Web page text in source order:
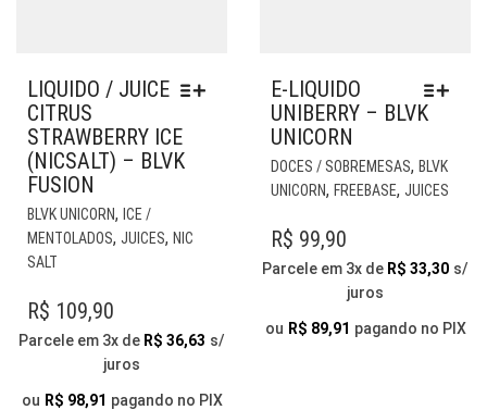
LIQUIDO / JUICE
CITRUS
STRAWBERRY ICE
(NICSALT) – BLVK
FUSION
BLVK UNICORN, ICE /
MENTOLADOS, JUICES, NIC
SALT
PRODUTO
VÁRIAS
OPÇÕES
SER
R$ 109,90
Parcele em 3x de R$ 36,63 s/
juros
ou R$ 98,91 pagando no PIX
E-LIQUIDO
UNIBERRY – BLVK
UNICORN
DOCES / SOBREMESAS, BLVK
UNICORN, FREEBASE, JUICES
AS
R$ 99,90
Parcele em 3x de R$ 33,30 s/
juros
ou R$ 89,91 pagando no PIX